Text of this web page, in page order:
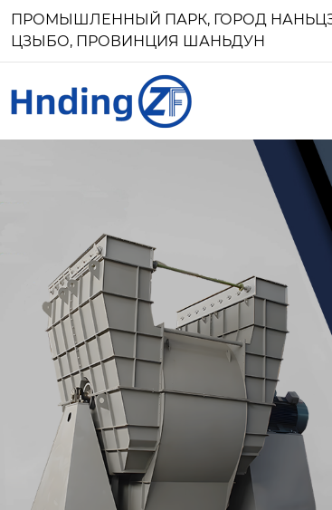
ПРОМЫШЛЕННЫЙ ПАРК, ГОРОД
ЦЗЫБО, ПРОВИНЦИЯ ШАНЬДУН